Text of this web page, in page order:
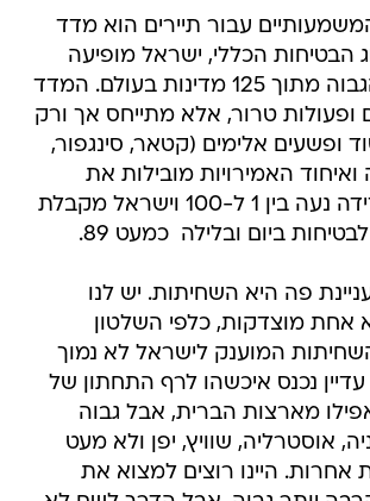
עבור תיירים הוא מדד
הבטיחות הכללי, ישראל מופיעה
במקום ה-23 הגבוה מתוך 125 מדינות בעולם. המדד
ופעולות טרור, אלא מתייחס אך ורק
ופשעים אלימים (קטאר, סינגפור,
ואיחוד האמירויות מובילות את
הרשימה). המדידה נעה בין 1 ל-100 וישראל מקבלת
ביום ובלילה  כמעט 89.
פה היא השחיתות. יש לנו
אחת מוצדקות, כלפי השלטון
השחיתות המוענק לישראל לא נמוך
40.55. זה עדיין נכנס איכשהו לרף התחתון של
אפילו מארצות הברית, אבל גבוה
אוסטרליה, שוויץ, יפן ולא מעט
אחרות. היינו רוצים למצוא את